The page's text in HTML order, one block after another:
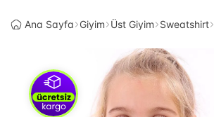
Ana Sayfa Giyim Üst Giyim Sweatshirt